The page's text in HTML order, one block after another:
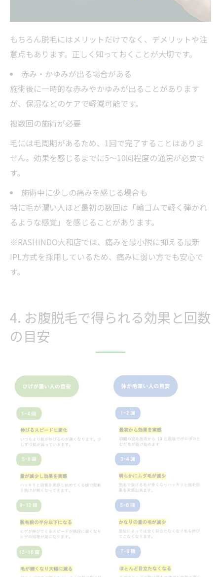
もちろん脱毛にはメリットだけでなく、デメリットや注
意点もあります。正しく知っておくことが大切です。
赤み・かゆみが出る場合がある
施術後に一時的な赤みやかゆみが出ることがあります
が、保湿などのケアで軽減可能です。
複数回の施術が必要
毛には毛周期があるため、1回で完了することはありま
せん。効果を感じるまでに5〜10回程度の通院が必要で
す。
施術中に少しの痛みを感じる場合も
特に毛が濃い人ほど最初の数回は「輪ゴムで軽く弾かれ
るような感覚」を感じることがあります。
※RASHINDO大和店では、痛みを最小限に抑える最新
IPL方式を採用しているため、痛みに弱い方でも安心で
す。
4. お腹脱毛で得られる効果と回数
の目安